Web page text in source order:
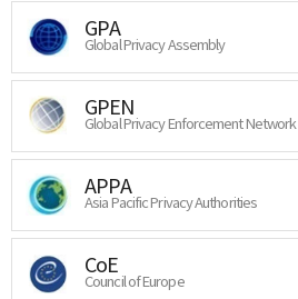
GPA
Global Privacy Assembly
GPEN
Global Privacy Enforcement Network
APPA
Asia Pacific Privacy Authorities
CoE
Council of Europe